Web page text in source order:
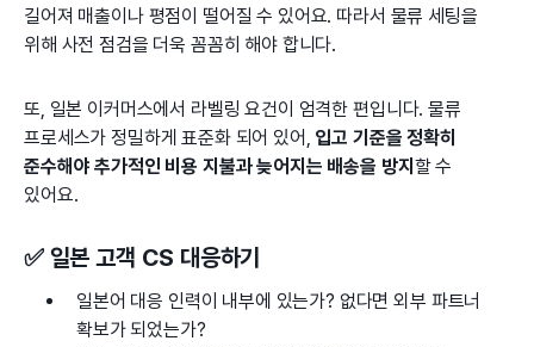
길어져 매출이나 평점이 떨어질 수 있어요. 따라서 물류 세팅을
위해 사전 점검을 더욱 꼼꼼히 해야 합니다.
또, 일본 이커머스에서 라벨링 요건이 엄격한 편입니다. 물류
프로세스가 정밀하게 표준화 되어 있어, 입고 기준을 정확히
준수해야 추가적인 비용 지불과 늦어지는 배송을 방지 할 수
있어요.
✅ 일본 고객 CS 대응하기
일본어 대응 인력이 내부에 있는가? 없다면 외부 파트너
확보가 되었는가?